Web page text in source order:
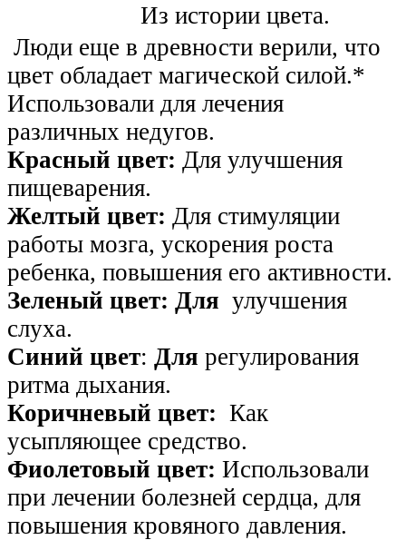
Из истории цвета.
Люди еще в древности верили, что
цвет обладает магической силой.*
Использовали для лечения
различных недугов.
Красный цвет: Для улучшения
пищеварения.
Желтый цвет: Для стимуляции
работы мозга, ускорения роста
ребенка, повышения его активности.
Зеленый цвет: Для улучшения
слуха.
Синий цвет: Для регулирования
ритма дыхания.
Коричневый цвет: Как
усыпляющее средство.
Фиолетовый цвет: Использовали
при лечении болезней сердца, для
повышения кровяного давления.